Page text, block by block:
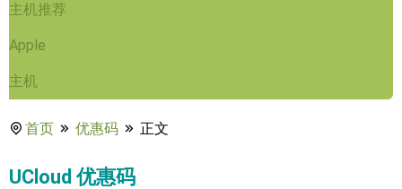
主机推荐
Apple
主机
首页 优惠码 正文
UCloud 优惠码